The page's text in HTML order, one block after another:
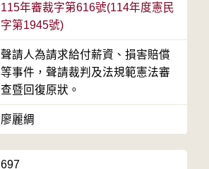
115年審裁字第616號(114年度憲民
字第1945號)
聲請人為請求給付薪資、損害賠償
等事件，聲請裁判及法規範憲法審
查暨回復原狀。
廖麗綢
697